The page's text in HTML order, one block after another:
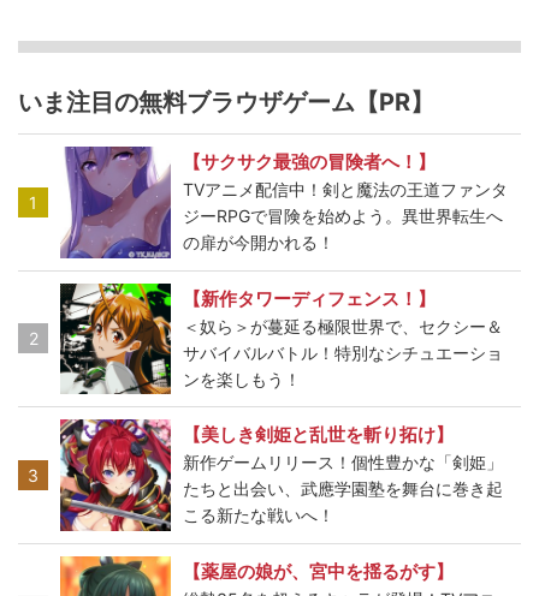
いま注目の無料ブラウザゲーム【PR】
1
【サクサク最強の冒険者へ！】
TVアニメ配信中！剣と魔法の王道ファンタ
ジーRPGで冒険を始めよう。異世界転生へ
の扉が今開かれる！
2
【新作タワーディフェンス！】
＜奴ら＞が蔓延る極限世界で、セクシー＆
サバイバルバトル！特別なシチュエーショ
ンを楽しもう！
3
【美しき剣姫と乱世を斬り拓け】
新作ゲームリリース！個性豊かな「剣姫」
たちと出会い、武應学園塾を舞台に巻き起
こる新たな戦いへ！
【薬屋の娘が、宮中を揺るがす】